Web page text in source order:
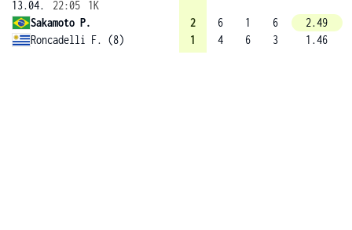
13.04.
22:05
1K
Sakamoto P.
Roncadelli F. (8)
2
1
6
4
1
6
6
3
2.49
1.46